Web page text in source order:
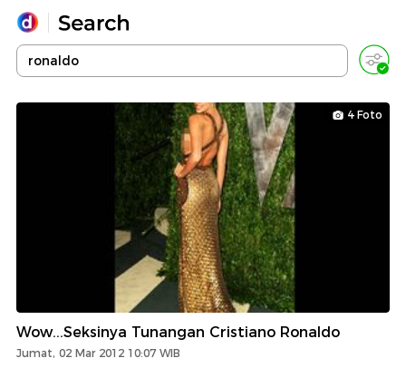
Yang sedang ramai dicari
Loading...
Terakhir yang dicari
4 Foto
Wow...Seksinya Tunangan Cristiano Ronaldo
Jumat, 02 Mar 2012 10:07 WIB